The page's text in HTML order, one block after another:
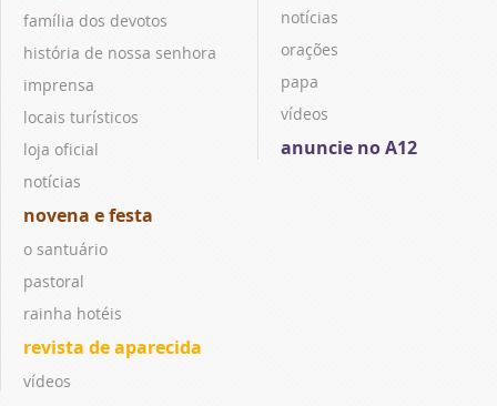
família dos devotos
história de nossa senhora
imprensa
locais turísticos
loja oficial
notícias
novena e festa
o santuário
pastoral
rainha hotéis
revista de aparecida
vídeos
notícias
orações
papa
vídeos
anuncie no A12